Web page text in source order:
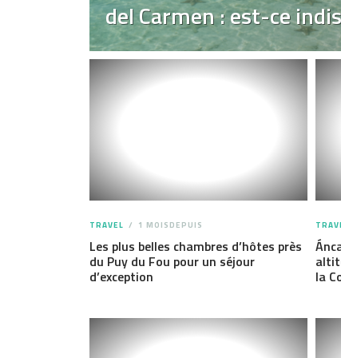
del Carmen : est-ce
TRAVEL 1 MOISDEPUIS
Les plus belles chambres d’hôtes près
du Puy du Fou pour un séjour
d’exception la